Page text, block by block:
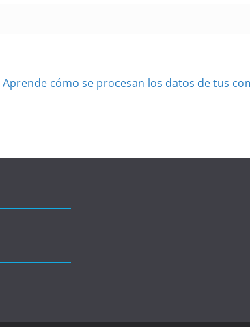
Aprende cómo se procesan los datos de tus